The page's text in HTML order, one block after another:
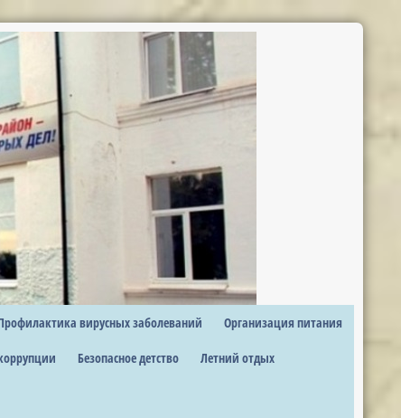
вирусных заболеваний Организация питания
Безопасное детство Летний отдых